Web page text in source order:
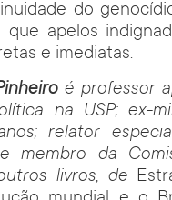
do
que apelos
e imediatas.
é professor
na USP; ex-
relator
membro da
livros, de